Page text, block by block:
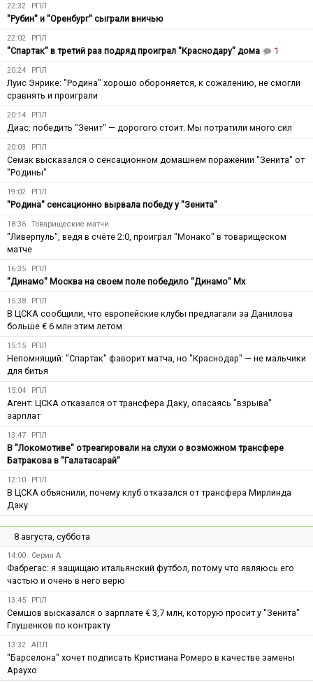
22:32 РПЛ
"Рубин" и "Оренбург" сыграли вничью
22:02 РПЛ
"Спартак" в третий раз подряд проиграл "Краснодару" дома 1
20:24 РПЛ
Луис Энрике: "Родина" хорошо обороняется, к сожалению, не смогли
сравнять и проиграли
20:14 РПЛ
Диас: победить "Зенит" — дорогого стоит. Мы потратили много сил
20:03 РПЛ
Семак высказался о сенсационном домашнем поражении "Зенита" от
"Родины"
19:02 РПЛ
"Родина" сенсационно вырвала победу у "Зенита"
18:36 Товарищеские матчи
"Ливерпуль", ведя в счёте 2:0, проиграл "Монако" в товарищеском
матче
16:35 РПЛ
"Динамо" Москва на своем поле победило "Динамо" Мх
15:38 РПЛ
В ЦСКА сообщили, что европейские клубы предлагали за Данилова
больше € 6 млн этим летом
15:15 РПЛ
Непомнящий: "Спартак" фаворит матча, но "Краснодар" — не мальчики
для битья
15:04 РПЛ
Агент: ЦСКА отказался от трансфера Даку, опасаясь "взрыва"
зарплат
13:47 РПЛ
В "Локомотиве" отреагировали на слухи о возможном трансфере
Батракова в "Галатасарай"
12:10 РПЛ
В ЦСКА объяснили, почему клуб отказался от трансфера Мирлинда
Даку
8 августа, суббота
14:00 Серия А
Фабрегас: я защищаю итальянский футбол, потому что являюсь его
частью и очень в него верю
13:45 РПЛ
Семшов высказался о зарплате € 3,7 млн, которую просит у "Зенита"
Глушенков по контракту
13:32 АПЛ
"Барселона" хочет подписать Кристиана Ромеро в качестве замены
Араухо